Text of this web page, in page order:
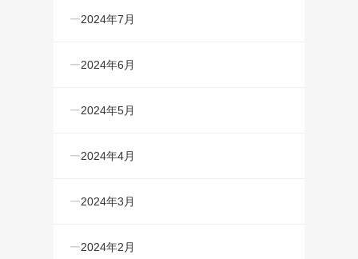
2024年7月
2024年6月
2024年5月
2024年4月
2024年3月
2024年2月